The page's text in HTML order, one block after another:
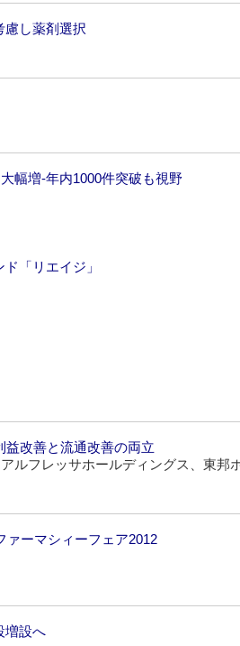
慮し薬剤選択
幅増‐年内1000件突破も視野
「リエイジ」
益改善と流通改善の両立
ルフレッサホールディングス、東邦
ァーマシィーフェア2012
増設へ